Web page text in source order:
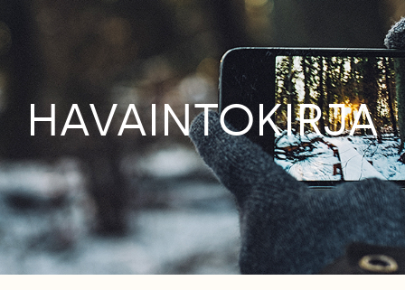
HAVAINTOKIRJA